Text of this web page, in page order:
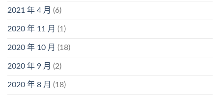
2021 年 4 月 (6)
2020 年 11 月 (1)
2020 年 10 月 (18)
2020 年 9 月 (2)
2020 年 8 月 (18)